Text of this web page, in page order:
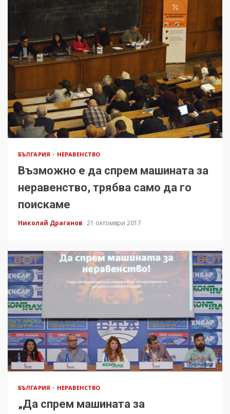
БЪЛГАРИЯ НЕРАВЕНСТВО
Възможно е да спрем машината за
неравенство, трябва само да го
поискаме
Николай Драганов 21 октомври 2017
БЪЛГАРИЯ НЕРАВЕНСТВО
„Да спрем машината за